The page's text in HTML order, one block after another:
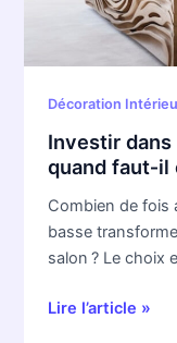
Décoration
Investir dans
quand faut‑il
Combien de fois
basse
salon ? Le choix
quand
craquer
Lire l’article »